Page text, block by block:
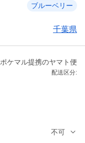
ブルーベリー
千葉県
ポケマル提携のヤマト便
配送区分:
不可